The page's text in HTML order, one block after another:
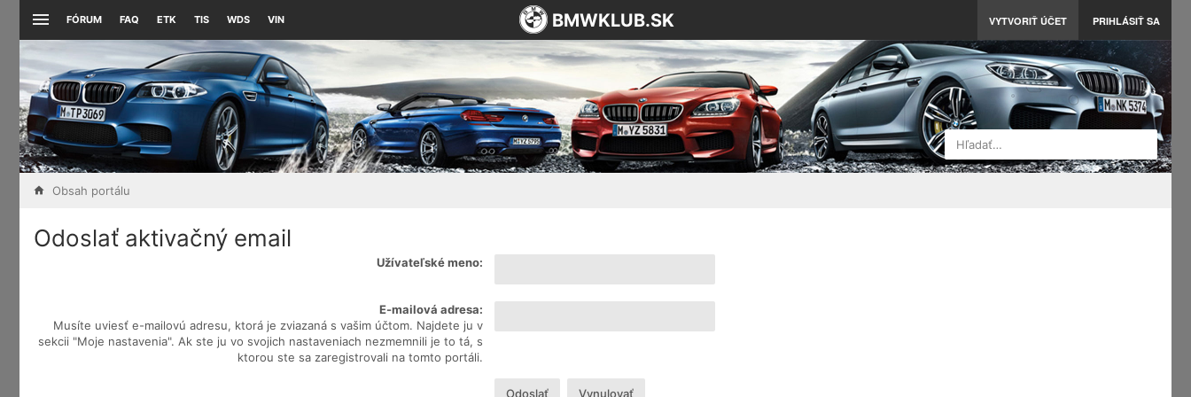
FÓRUM FAQ ETK TIS WDS VIN VYTVORIŤ ÚČET PRIHLÁSIŤ SA
BMWKLUB.SK
Hľadať…
Obsah portálu
Odoslať aktivačný email
Užívateľské meno:
E-mailová adresa:
Musíte uviesť e-mailovú adresu, ktorá je zviazaná s vašim účtom. Najdete ju v
sekcii "Moje nastavenia". Ak ste ju vo svojich nastaveniach nezmemnili je to tá, s
ktorou ste sa zaregistrovali na tomto portáli.